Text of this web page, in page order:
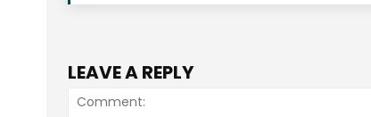
LEAVE A REPLY